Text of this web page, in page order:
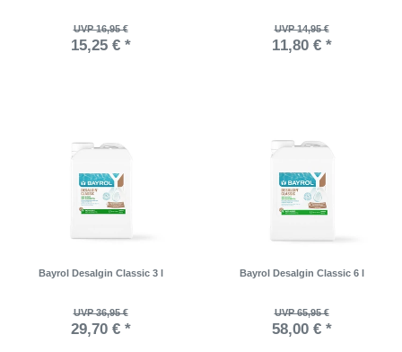
UVP 16,95 €
15,25 € *
UVP 14,95 €
11,80 € *
Bayrol Desalgin Classic 3 l
UVP 36,95 €
29,70 € *
Bayrol Desalgin Classic 6 l
UVP 65,95 €
58,00 € *